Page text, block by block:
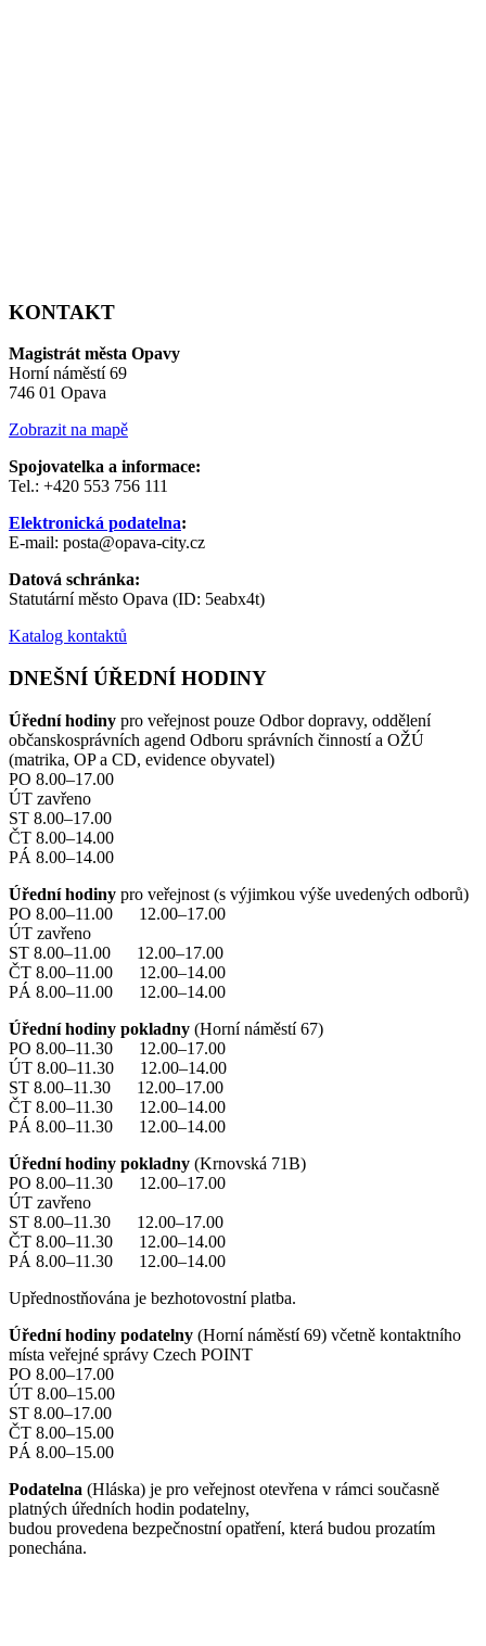
KONTAKT
Magistrát města Opavy
Horní náměstí 69
746 01 Opava
Zobrazit na mapě
Spojovatelka a informace:
Tel.: +420 553 756 111
Elektronická podatelna:
E-mail: posta@opava-city.cz
Datová schránka:
Statutární město Opava (ID: 5eabx4t)
Katalog kontaktů
DNEŠNÍ ÚŘEDNÍ HODINY
Úřední hodiny pro veřejnost pouze Odbor dopravy, oddělení
občanskosprávních agend Odboru správních činností a OŽÚ
(matrika, OP a CD, evidence obyvatel)
PO 8.00–17.00
ÚT zavřeno
ST 8.00–17.00
ČT 8.00–14.00
PÁ 8.00–14.00
Úřední hodiny pro veřejnost (s výjimkou výše uvedených odborů)
PO 8.00–11.00 12.00–17.00
ÚT zavřeno
ST 8.00–11.00 12.00–17.00
ČT 8.00–11.00 12.00–14.00
PÁ 8.00–11.00 12.00–14.00
Úřední hodiny pokladny (Horní náměstí 67)
PO 8.00–11.30 12.00–17.00
ÚT 8.00–11.30 12.00–14.00
ST 8.00–11.30 12.00–17.00
ČT 8.00–11.30 12.00–14.00
PÁ 8.00–11.30 12.00–14.00
Úřední hodiny pokladny (Krnovská 71B)
PO 8.00–11.30 12.00–17.00
ÚT zavřeno
ST 8.00–11.30 12.00–17.00
ČT 8.00–11.30 12.00–14.00
PÁ 8.00–11.30 12.00–14.00
Upřednostňována je bezhotovostní platba.
Úřední hodiny podatelny (Horní náměstí 69) včetně kontaktního
místa veřejné správy Czech POINT
PO 8.00–17.00
ÚT 8.00–15.00
ST 8.00–17.00
ČT 8.00–15.00
PÁ 8.00–15.00
Podatelna (Hláska) je pro veřejnost otevřena v rámci současně
platných úředních hodin podatelny,
budou provedena bezpečnostní opatření, která budou prozatím
ponechána.